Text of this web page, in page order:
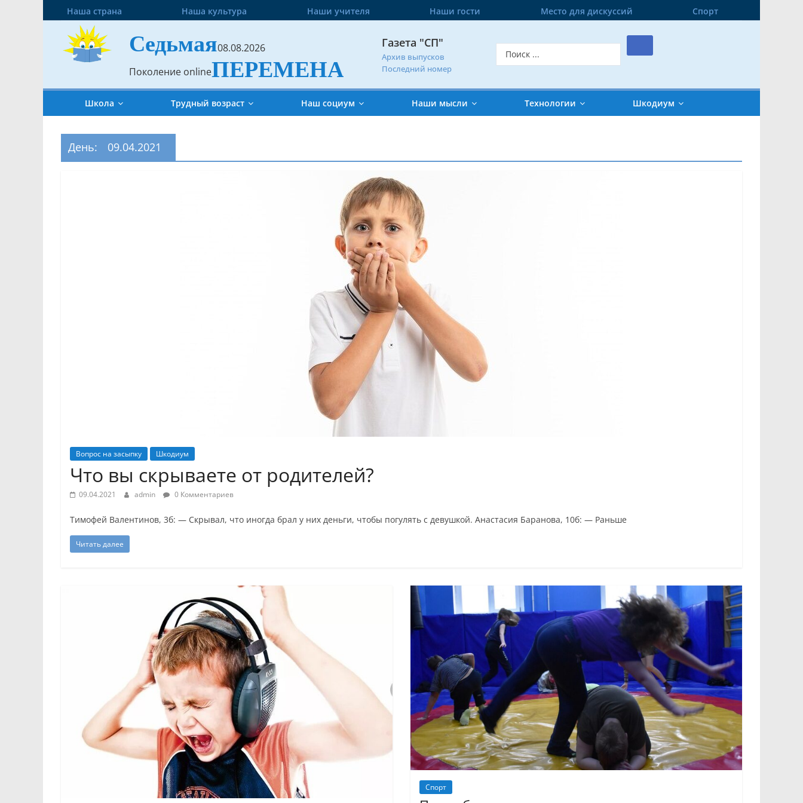
Наша страна Наша культура Наши учителя Наши гости Место для дискуссий Спорт
Седьмая08.08.2026
Поколение onlineПЕРЕМЕНА
Газета "СП"
Архив выпусков
Последний номер
Школа Трудный возраст Наш социум Наши мысли Технологии Шкодиум
День: 09.04.2021
Вопрос на засыпку Шкодиум
Что вы скрываете от родителей?
09.04.2021 admin 0 Комментариев
Тимофей Валентинов, 3б: — Скрывал, что иногда брал у них деньги, чтобы погулять с девушкой. Анастасия Баранова, 10б: — Раньше
Читать далее
Спорт